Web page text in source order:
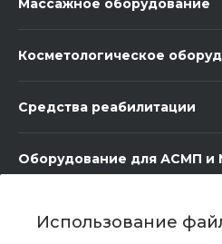
Использование
Массажное оборудование
Косметологическое
Средства реабилитации
Оборудование для АСМП и